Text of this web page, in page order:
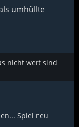
umhüllte
nicht wert sind
Spiel neu